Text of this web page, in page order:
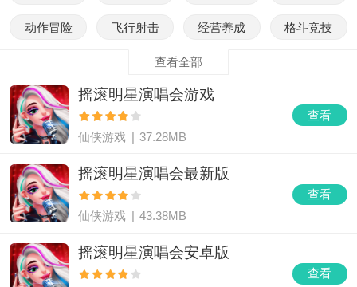
动作冒险 飞行射击 经营养成 格斗竞技
查看全部
查看
摇滚明星演唱会游戏
仙侠游戏 | 37.28MB
查看
摇滚明星演唱会最新版
仙侠游戏 | 43.38MB
查看
摇滚明星演唱会安卓版